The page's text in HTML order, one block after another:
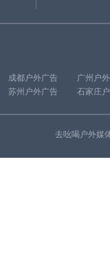
成都户外广告
广州户
苏州户外广告 石家庄
去吆喝户外媒